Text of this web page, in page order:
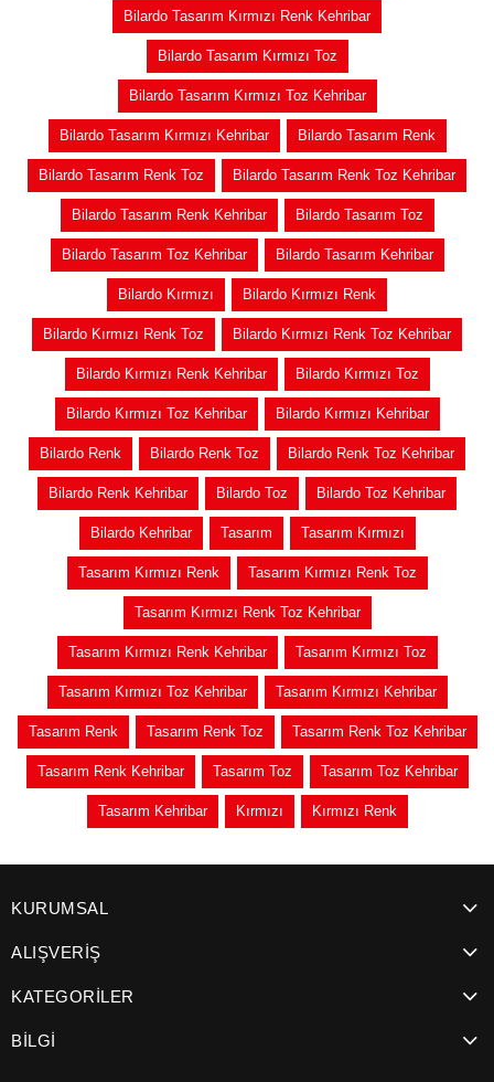
Bilardo Tasarım Kırmızı Renk Kehribar
Bilardo Tasarım Kırmızı Toz
Bilardo Tasarım Kırmızı Toz Kehribar
Bilardo Tasarım Kırmızı Kehribar Bilardo Tasarım Renk
Bilardo Tasarım Renk Toz Bilardo Tasarım Renk Toz Kehribar
Bilardo Tasarım Renk Kehribar Bilardo Tasarım Toz
Bilardo Tasarım Toz Kehribar Bilardo Tasarım Kehribar
Bilardo Kırmızı Bilardo Kırmızı Renk
Bilardo Kırmızı Renk Toz Bilardo Kırmızı Renk Toz Kehribar
Bilardo Kırmızı Renk Kehribar Bilardo Kırmızı Toz
Bilardo Kırmızı Toz Kehribar Bilardo Kırmızı Kehribar
Bilardo Renk Bilardo Renk Toz Bilardo Renk Toz Kehribar
Bilardo Renk Kehribar Bilardo Toz Bilardo Toz Kehribar
Bilardo Kehribar Tasarım Tasarım Kırmızı
Tasarım Kırmızı Renk Tasarım Kırmızı Renk Toz
Tasarım Kırmızı Renk Toz Kehribar
Tasarım Kırmızı Renk Kehribar Tasarım Kırmızı Toz
Tasarım Kırmızı Toz Kehribar Tasarım Kırmızı Kehribar
Tasarım Renk Tasarım Renk Toz Tasarım Renk Toz Kehribar
Tasarım Renk Kehribar Tasarım Toz Tasarım Toz Kehribar
Tasarım Kehribar Kırmızı Kırmızı Renk
KURUMSAL
ALIŞVERİŞ
KATEGORİLER
BİLGİ